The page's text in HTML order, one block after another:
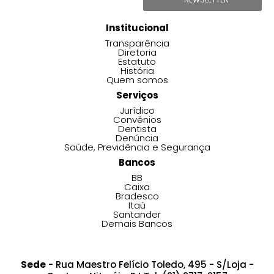
Institucional
Transparência
Diretoria
Estatuto
História
Quem somos
Serviços
Jurídico
Convênios
Dentista
Denúncia
Saúde, Previdência e Segurança
Bancos
BB
Caixa
Bradesco
Itaú
Santander
Demais Bancos
Sede- Rua Maestro Felício Toledo, 495 - S/Loja -